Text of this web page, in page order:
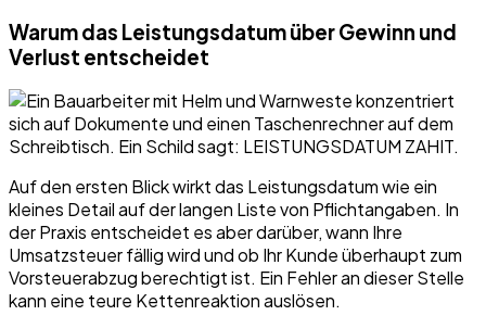
Warum das Leistungsdatum über Gewinn und
Verlust entscheidet
Auf den ersten Blick wirkt das Leistungsdatum wie ein
kleines Detail auf der langen Liste von Pflichtangaben. In
der Praxis entscheidet es aber darüber, wann Ihre
Umsatzsteuer fällig wird und ob Ihr Kunde überhaupt zum
Vorsteuerabzug berechtigt ist. Ein Fehler an dieser Stelle
kann eine teure Kettenreaktion auslösen.